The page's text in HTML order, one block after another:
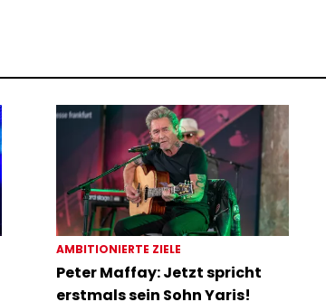
AMBITIONIERTE ZIELE
Peter Maffay: Jetzt spricht
erstmals sein Sohn Yaris!